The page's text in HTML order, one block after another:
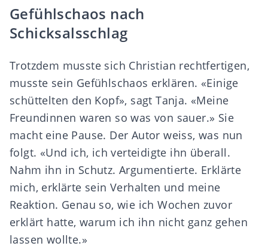
Gefühlschaos nach
Schicksalsschlag
Trotzdem musste sich Christian rechtfertigen,
musste sein Gefühlschaos erklären. «Einige
schüttelten den Kopf», sagt Tanja. «Meine
Freundinnen waren so was von sauer.» Sie
macht eine Pause. Der Autor weiss, was nun
folgt. «Und ich, ich verteidigte ihn überall.
Nahm ihn in Schutz. Argumentierte. Erklärte
mich, erklärte sein Verhalten und meine
Reaktion. Genau so, wie ich Wochen zuvor
erklärt hatte, warum ich ihn nicht ganz gehen
lassen wollte.»